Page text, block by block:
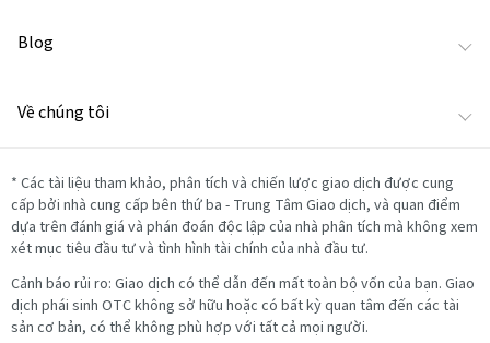
Blog
Về chúng tôi
* Các tài liệu tham khảo, phân tích và chiến lược giao dịch được cung
cấp bởi nhà cung cấp bên thứ ba - Trung Tâm Giao dịch, và quan điểm
dựa trên đánh giá và phán đoán độc lập của nhà phân tích mà không xem
xét mục tiêu đầu tư và tình hình tài chính của nhà đầu tư.
Cảnh báo rủi ro: Giao dịch có thể dẫn đến mất toàn bộ vốn của bạn. Giao
dịch phái sinh OTC không sở hữu hoặc có bất kỳ quan tâm đến các tài
sản cơ bản, có thể không phù hợp với tất cả mọi người.